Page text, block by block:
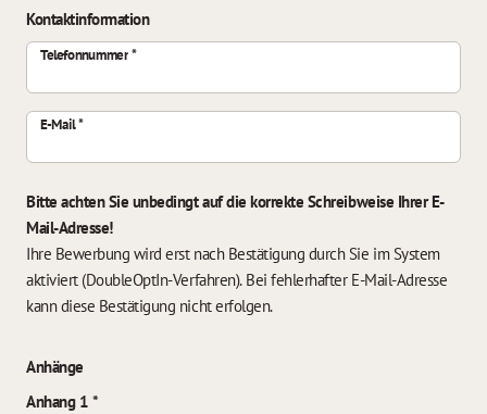
Kontaktinformation
Telefonnummer
E-Mail
Bitte achten Sie unbedingt auf die korrekte Schreibweise Ihrer E-
Mail-Adresse!
Ihre Bewerbung wird erst nach Bestätigung durch Sie im System
aktiviert (DoubleOptIn-Verfahren). Bei fehlerhafter E-Mail-Adresse
kann diese Bestätigung nicht erfolgen.
Anhänge
Anhang 1